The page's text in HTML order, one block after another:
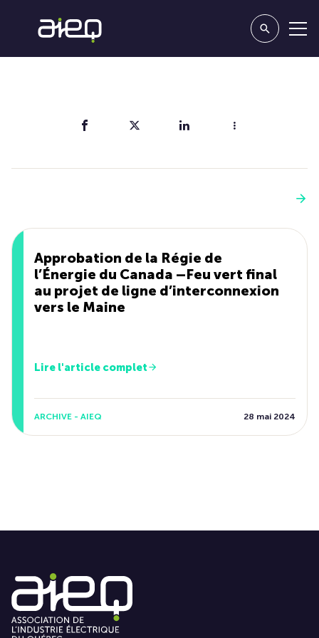
Approbation de la Régie de
l’Énergie du Canada –Feu vert final
au projet de ligne d’interconnexion
vers le Maine
Lire l'article complet
ARCHIVE - AIEQ 28 mai 2024